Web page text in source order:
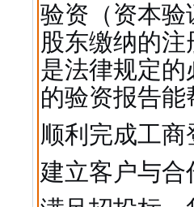
验资（资本
股东缴纳的
是法律规定
的验资报告
顺利完成工商
建立客户与